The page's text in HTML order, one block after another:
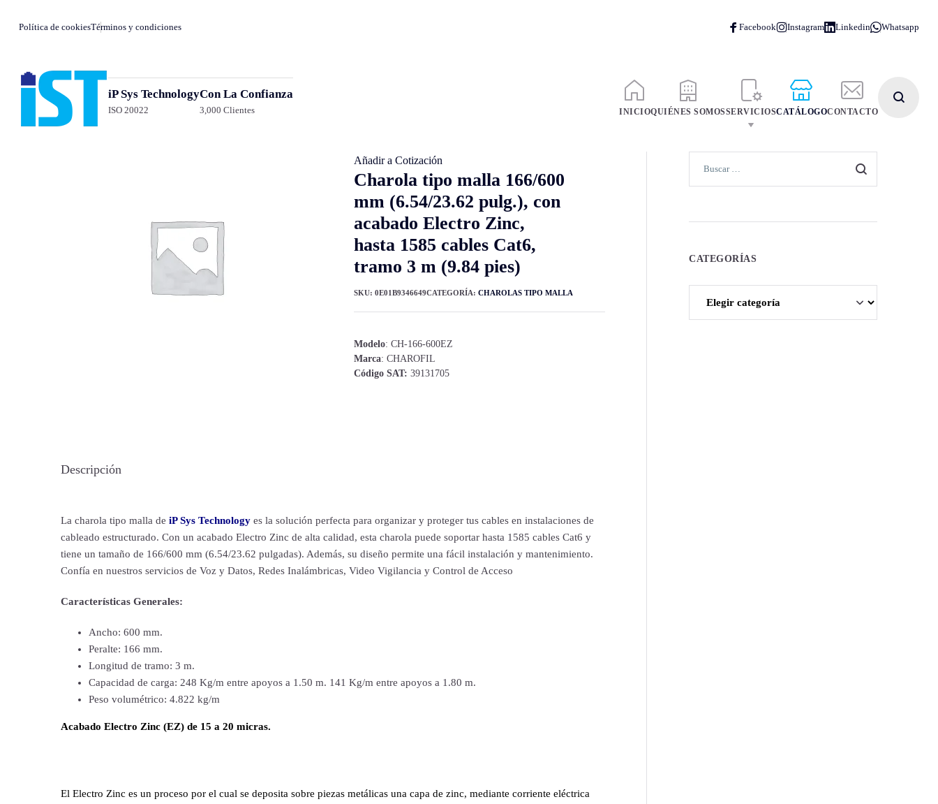
Política de cookiesTérminos y condiciones
INICIOQUIÉNES SOMOSSERVICIOSCATÁLOGOCONTACTO
iP Sys Technology
ISO 20022
Con La Confianza
3,000 Clientes
Charola tipo malla 166/600
mm (6.54/23.62 pulg.), con
acabado Electro Zinc,
hasta 1585 cables Cat6,
tramo 3 m (9.84 pies)
Modelo: CH-166-600EZ
Marca: CHAROFIL
Código SAT: 39131705
Añadir a Cotización
SKU: 0E01B9346649CATEGORÍA: CHAROLAS TIPO MALLA
Descripción
La charola tipo malla de iP Sys Technology es la solución perfecta para organizar y proteger tus cables en instalaciones de
cableado estructurado. Con un acabado Electro Zinc de alta calidad, esta charola puede soportar hasta 1585 cables Cat6 y
tiene un tamaño de 166/600 mm (6.54/23.62 pulgadas). Además, su diseño permite una fácil instalación y mantenimiento.
Confía en nuestros servicios de Voz y Datos, Redes Inalámbricas, Video Vigilancia y Control de Acceso
Características Generales:
Ancho: 600 mm.
Peralte: 166 mm.
Longitud de tramo: 3 m.
Capacidad de carga: 248 Kg/m entre apoyos a 1.50 m. 141 Kg/m entre apoyos a 1.80 m.
Peso volumétrico: 4.822 kg/m
Acabado Electro Zinc (EZ) de 15 a 20 micras.
El Electro Zinc es un proceso por el cual se deposita sobre piezas metálicas una capa de zinc, mediante corriente eléctrica
CATEGORÍAS